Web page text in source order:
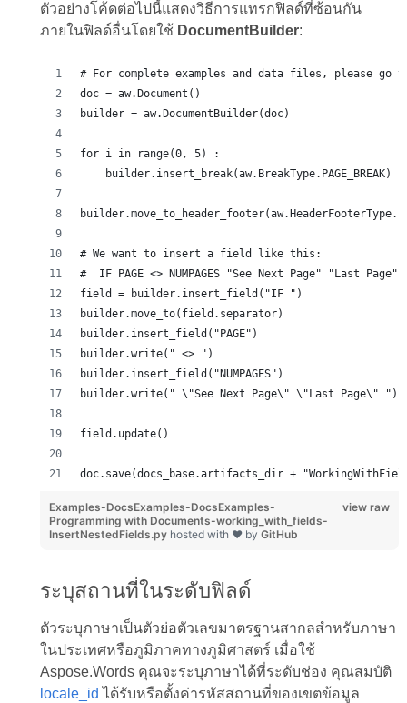
ตัวอย่างโค้ดต่อไปนี้แสดงวิธีการแทรกฟิลด์ที่ซ้อนกัน
ภายในฟิลด์อื่นโดยใช้ DocumentBuilder:
# For complete examples and data files, please go
doc = aw.Document()
builder = aw.DocumentBuilder(doc)
for i in range(0, 5) :
    builder.insert_break(aw.BreakType.PAGE_BREAK)
# We want to insert a field like this:
#  IF PAGE <> NUMPAGES "See Next Page" "Last Page"
field = builder.insert_field("IF ")
builder.move_to(field.separator)
builder.insert_field("PAGE")
builder.write(" <> ")
builder.insert_field("NUMPAGES")
builder.write(" \"See Next Page\" \"Last Page\" ")
field.update()
doc.save(docs_base.artifacts_dir +
view raw
Examples-DocsExamples-DocsExamples-
Programming with Documents-working_with_fields-
InsertNestedFields.py hosted with ❤ by GitHub
ระบุสถานที่ในระดับฟิลด์
ตัวระบุภาษาเป็นตัวย่อตัวเลขมาตรฐานสากลสำหรับภาษา
ในประเทศหรือภูมิภาคทางภูมิศาสตร์ เมื่อใช้
Aspose.Words คุณจะระบุภาษาได้ที่ระดับช่อง คุณสมบัติ
locale_id ได้รับหรือตั้งค่ารหัสสถานที่ของเขตข้อมูล